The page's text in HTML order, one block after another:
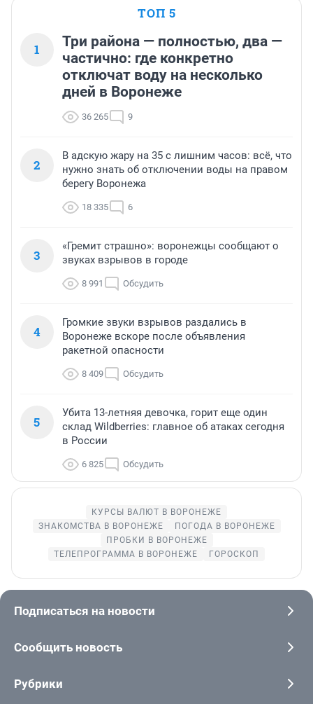
ТОП 5
1
Три района — полностью, два —
частично: где конкретно
отключат воду на несколько
дней в Воронеже
36 265 9
2
В адскую жару на 35 с лишним часов: всё, что
нужно знать об отключении воды на правом
берегу Воронежа
18 335 6
3
«Гремит страшно»: воронежцы сообщают о
звуках взрывов в городе
8 991 Обсудить
4
Громкие звуки взрывов раздались в
Воронеже вскоре после объявления
ракетной опасности
8 409 Обсудить
5
Убита 13-летняя девочка, горит еще один
склад Wildberries: главное об атаках сегодня
в России
6 825 Обсудить
КУРСЫ ВАЛЮТ В ВОРОНЕЖЕ
ЗНАКОМСТВА В ВОРОНЕЖЕ
ПОГОДА В ВОРОНЕЖЕ
ПРОБКИ В ВОРОНЕЖЕ
ТЕЛЕПРОГРАММА В ВОРОНЕЖЕ
ГОРОСКОП
Подписаться на новости
Сообщить новость
Рубрики